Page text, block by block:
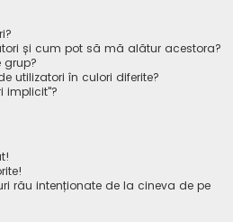
și cum pot să mă alătur acestora?
grup?
utilizatori în culori diferite?
implicit"?
rău intenționate de la cineva de pe